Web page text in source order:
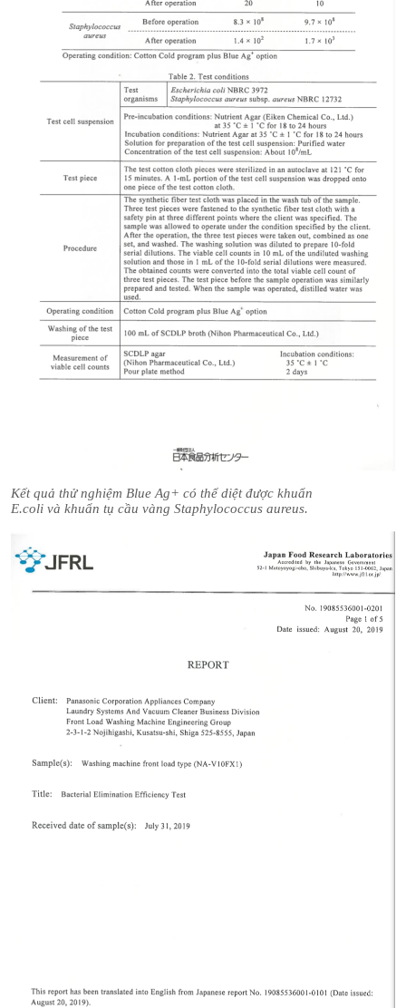
Kết quả thử nghiệm Blue Ag+ có thể diệt được khuẩn
E.coli và khuẩn tụ cầu vàng Staphylococcus aureus.